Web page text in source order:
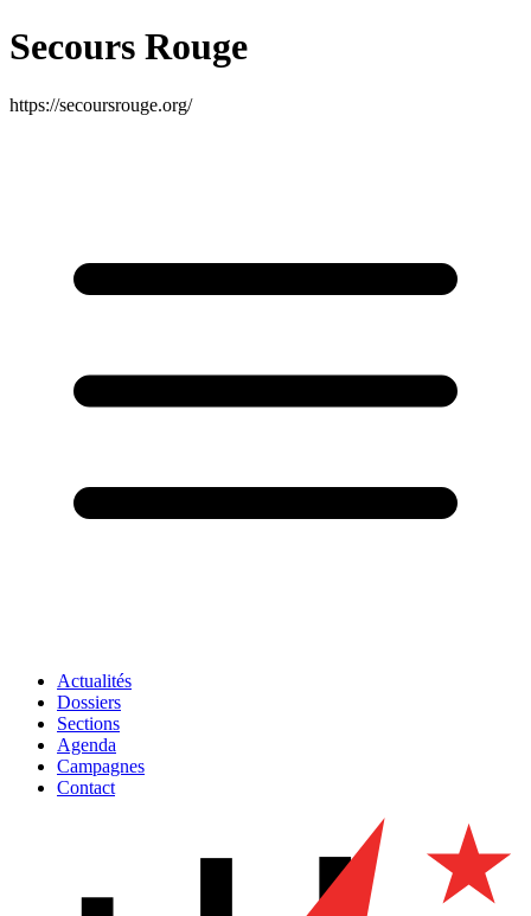
Secours Rouge
https://secoursrouge.org/
Actualités
Dossiers
Sections
Agenda
Campagnes
Contact